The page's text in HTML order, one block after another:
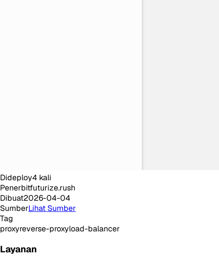
Dideploy4 kali
Penerbitfuturize.rush
Dibuat2026-04-04
SumberLihat Sumber
Tag
proxyreverse-proxyload-balancer
Layanan